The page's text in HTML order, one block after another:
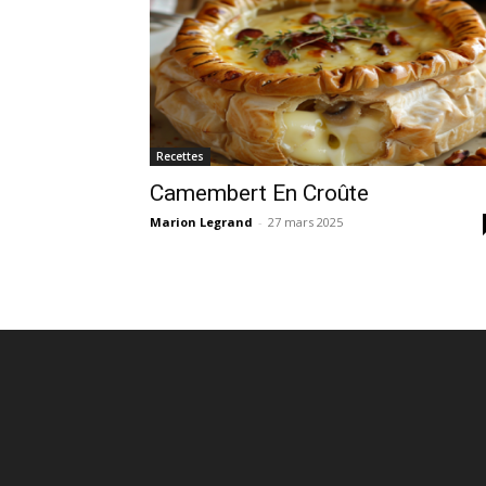
Recettes
Camembert En Croûte
Marion Legrand - 27 mars 2025